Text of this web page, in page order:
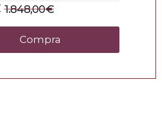
€
1.848,00
Compra